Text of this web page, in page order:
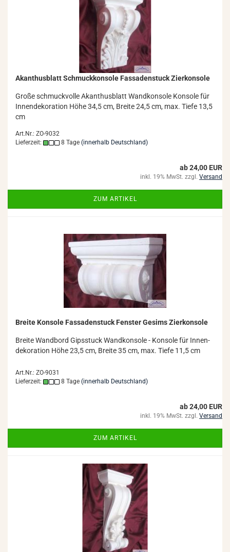
Akan­thus­blatt Schmuck­kon­so­le Fas­sa­den­stuck Zier­kon­so­le
Große schmuck­vol­le Akan­thus­blatt Wand­kon­so­le Kon­so­le für
In­nen­de­ko­ra­ti­on Höhe 34,5 cm, Brei­te 24,5 cm, max. Tiefe 13,5
cm
Art.Nr.: ZO-9032
Lieferzeit:
8 Tage (innerhalb Deutschland)
ab 24,00 EUR
inkl. 19% MwSt. zzgl. Versand
ZUM ARTIKEL
Brei­te Kon­so­le Fas­sa­den­stuck Fens­ter Ge­sims Zier­kon­so­le
Brei­te Wand­bord Gips­stuck Wand­kon­so­le - Kon­so­le für In­nen­
de­ko­ra­ti­on Höhe 23,5 cm, Brei­te 35 cm, max. Tiefe 11,5 cm
Art.Nr.: ZO-9031
Lieferzeit:
8 Tage (innerhalb Deutschland)
ab 24,00 EUR
inkl. 19% MwSt. zzgl. Versand
ZUM ARTIKEL